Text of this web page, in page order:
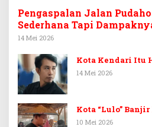
Pengaspalan Jalan
Sederhana Tapi
14 Mei 2026
Kota Kendari Itu
14 Mei 2026
Kota “Lulo”
10 Mei 2026